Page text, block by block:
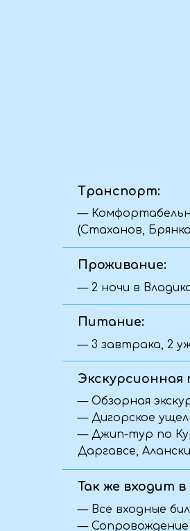
— Все входные
— Сопровождение
— Теплая атмосфера
Так же входит в
— Дигорское ущелье:
Даргавсе, Аланский
— 2 ночи в
Что